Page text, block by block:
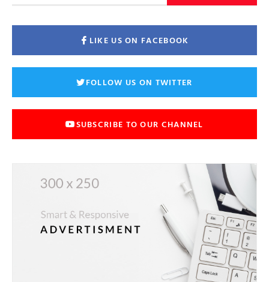
LIKE US ON FACEBOOK
FOLLOW US ON TWITTER
SUBSCRIBE TO OUR CHANNEL